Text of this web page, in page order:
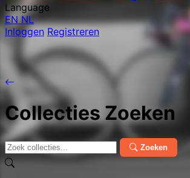
Language
ENNL
Inloggen Registreren
Collecties Zoeken
Zoeken